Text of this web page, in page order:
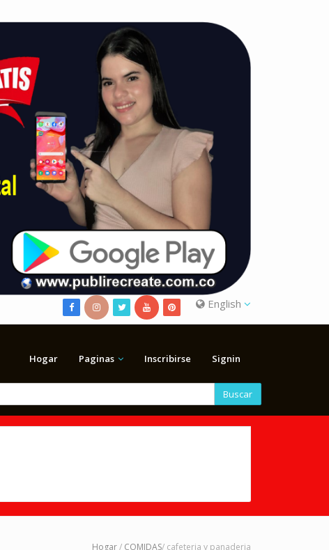
English
Hogar Paginas Inscribirse Signin
Buscar
Hogar/ COMIDAS/ cafeteria y panaderia